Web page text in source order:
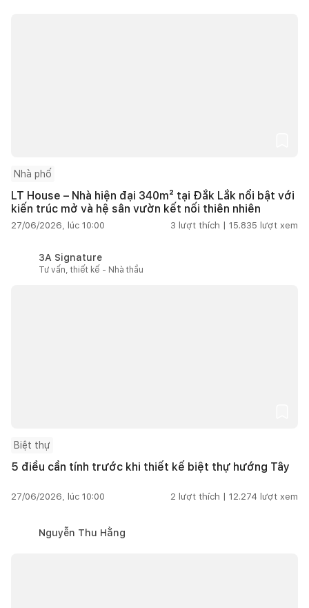
Nhà phố
LT House – Nhà hiện đại 340m² tại Đắk Lắk nổi bật với
kiến trúc mở và hệ sân vườn kết nối thiên nhiên
27/06/2026, lúc 10:00 3 lượt thích | 15.835 lượt xem
3A Signature
Tư vấn, thiết kế - Nhà thầu
Biệt thự
5 điều cần tính trước khi thiết kế biệt thự hướng Tây
27/06/2026, lúc 10:00 2 lượt thích | 12.274 lượt xem
Nguyễn Thu Hằng